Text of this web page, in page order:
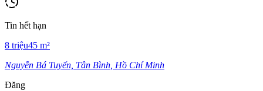
Tin hết hạn
8 triệu45 m²
Nguyễn Bá Tuyển, Tân Bình, Hồ Chí Minh
Đăng